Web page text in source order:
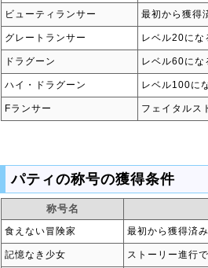
ビューティランサー 最初から獲得
グレートランサー レベル20にな
ドラグーン レベル60にな
ハイ・ドラグーン レベル100に
Fランサー フェイタルス
パティの称号の獲得条件
称号名
食えない冒険家 最初から獲得済み
記憶なき少女 ストーリー進行